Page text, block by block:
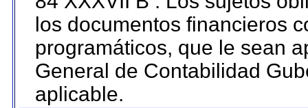
los documentos financieros
programáticos, que le sean
General de Contabilidad
aplicable.